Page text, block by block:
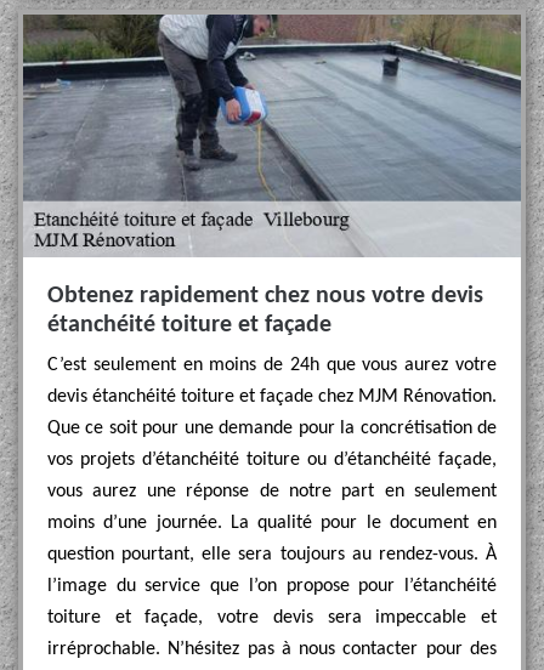
Obtenez rapidement chez nous votre devis
étanchéité toiture et façade
C’est seulement en moins de 24h que vous aurez votre
devis étanchéité toiture et façade chez MJM Rénovation.
Que ce soit pour une demande pour la concrétisation de
vos projets d’étanchéité toiture ou d’étanchéité façade,
vous aurez une réponse de notre part en seulement
moins d’une journée. La qualité pour le document en
question pourtant, elle sera toujours au rendez-vous. À
l’image du service que l’on propose pour l’étanchéité
toiture et façade, votre devis sera impeccable et
irréprochable. N’hésitez pas à nous contacter pour des